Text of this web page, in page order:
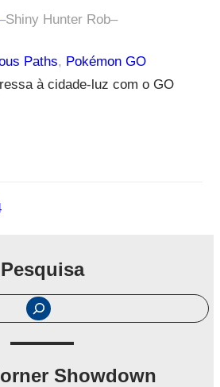
Shiny Hunter Rob–
Paths, Pokémon GO
à cidade-luz com o GO
Pesquisa
Showdown